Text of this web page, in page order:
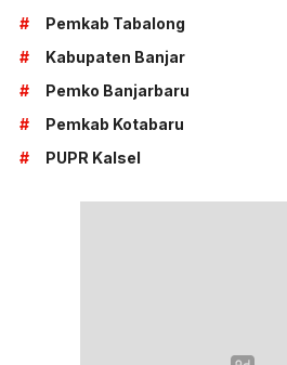
#
Pemkab Tabalong
#
Kabupaten Banjar
#
Pemko Banjarbaru
#
Pemkab Kotabaru
#
PUPR Kalsel